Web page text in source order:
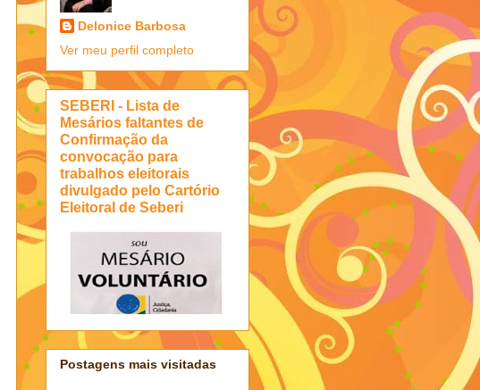
Delonice Barbosa
Ver meu perfil completo
SEBERI - Lista de
Mesários faltantes de
Confirmação da
convocação para
trabalhos eleitorais
divulgado pelo Cartório
Eleitoral de Seberi
Postagens mais visitadas